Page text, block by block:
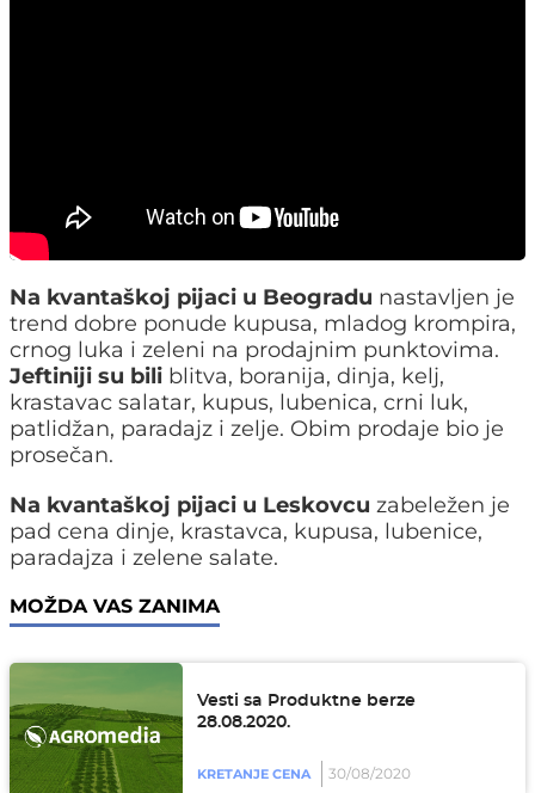
Na kvantaškoj pijaci u Beogradu nastavljen je
trend dobre ponude kupusa, mladog krompira,
crnog luka i zeleni na prodajnim punktovima.
Jeftiniji su bili blitva, boranija, dinja, kelj,
krastavac salatar, kupus, lubenica, crni luk,
patlidžan, paradajz i zelje. Obim prodaje bio je
prosečan.
Na kvantaškoj pijaci u Leskovcu zabeležen je
pad cena dinje, krastavca, kupusa, lubenice,
paradajza i zelene salate.
MOŽDA VAS ZANIMA
Vesti sa Produktne berze
28.08.2020.
KRETANJE CENA 30/08/2020